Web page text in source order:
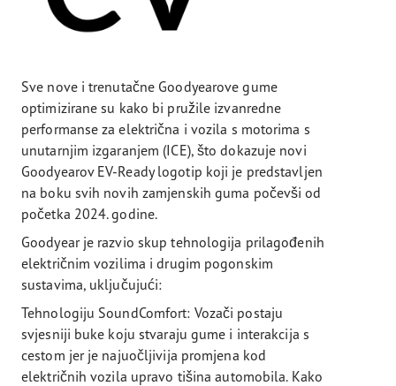
Sve nove i trenutačne Goodyearove gume
optimizirane su kako bi pružile izvanredne
performanse za električna i vozila s motorima s
unutarnjim izgaranjem (ICE), što dokazuje novi
Goodyearov EV-Ready logotip koji je predstavljen
na boku svih novih zamjenskih guma počevši od
početka 2024. godine.
Goodyear je razvio skup tehnologija prilagođenih
električnim vozilima i drugim pogonskim
sustavima, uključujući:
Tehnologiju SoundComfort: Vozači postaju
svjesniji buke koju stvaraju gume i interakcija s
cestom jer je najuočljivija promjena kod
električnih vozila upravo tišina automobila. Kako